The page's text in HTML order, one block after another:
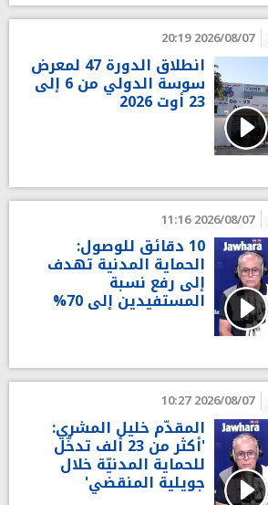
2026/08/07 20:19
انطلاق الدورة 47 لمعرض
سوسة الدولي من 6 إلى
23 أوت 2026
2026/08/07 11:16
10 دقائق للوصول:
الحماية المدنية تهدف
إلى رفع نسبة
المستفيدين إلى 70%
2026/08/07 10:27
المقدّم خليل المشري:
'أكثر من 23 ألف تدخّل
للحماية المدنيّة خلال
جويلية المنقضي'